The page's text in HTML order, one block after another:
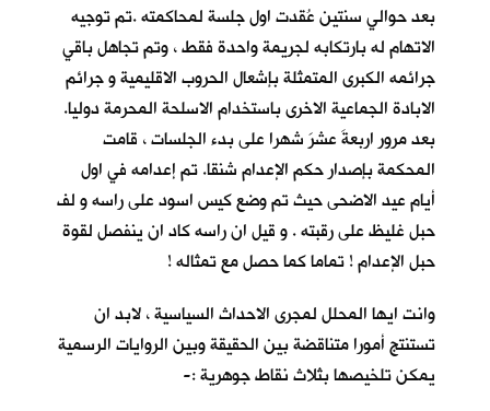
بعد حوالي سنتين عُقدت اول جلسة لمحاكمته .تم توجيه
الاتهام له بارتكابه لجريمة واحدة فقط ، وتم تجاهل باقي
جرائمه الكبرى المتمثلة بإشعال الحروب الاقليمية و جرائم
الابادة الجماعية الاخرى باستخدام الاسلحة المحرمة دوليا.
بعد مرور اربعةَ عشرَ شهرا على بدء الجلسات ، قامت
المحكمة بإصدار حكم الإعدام شنقا. تم إعدامه في اول
أيام عيد الاضحى حيث تم وضع كيس اسود على راسه و لف
حبل غليظ على رقبته . و قيل ان راسه كاد ان ينفصل لقوة
حبل الإعدام ! تماما كما حصل مع تمثاله !
وانت ايها المحلل لمجرى الاحداث السياسية ، لابد ان
تستنتج أمورا متناقضة بين الحقيقة وبين الروايات الرسمية
يمكن تلخيصها بثلاث نقاط جوهرية :-